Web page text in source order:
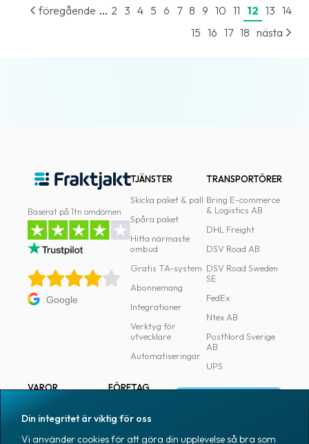
föregående ... 2 3 4 5 6 7 8 9 10 11 12 13 14
15 16 17 18 nästa
Baserat på 1tn omdömen
Google
TJÄNSTER
Skicka paket & pall
Spåra paket
Hitta närmaste
ombud
Gratis TA-system
Abonnemang
Integrationer
Verktyg för
utvecklare
Automatiseringar
TRANSPORTÖRER
Bring E-commerce
& Logistics AB
DHL Freight
DSV Road AB
DSV Road Sweden
SE
FedEx
Ntex AB
PostNord Sverige
AB
UPS
VAROR
Märkning
FÖRETAG
Pressrum
Din integritet är viktig för oss
Vi använder cookies för att göra din upplevelse så bra som